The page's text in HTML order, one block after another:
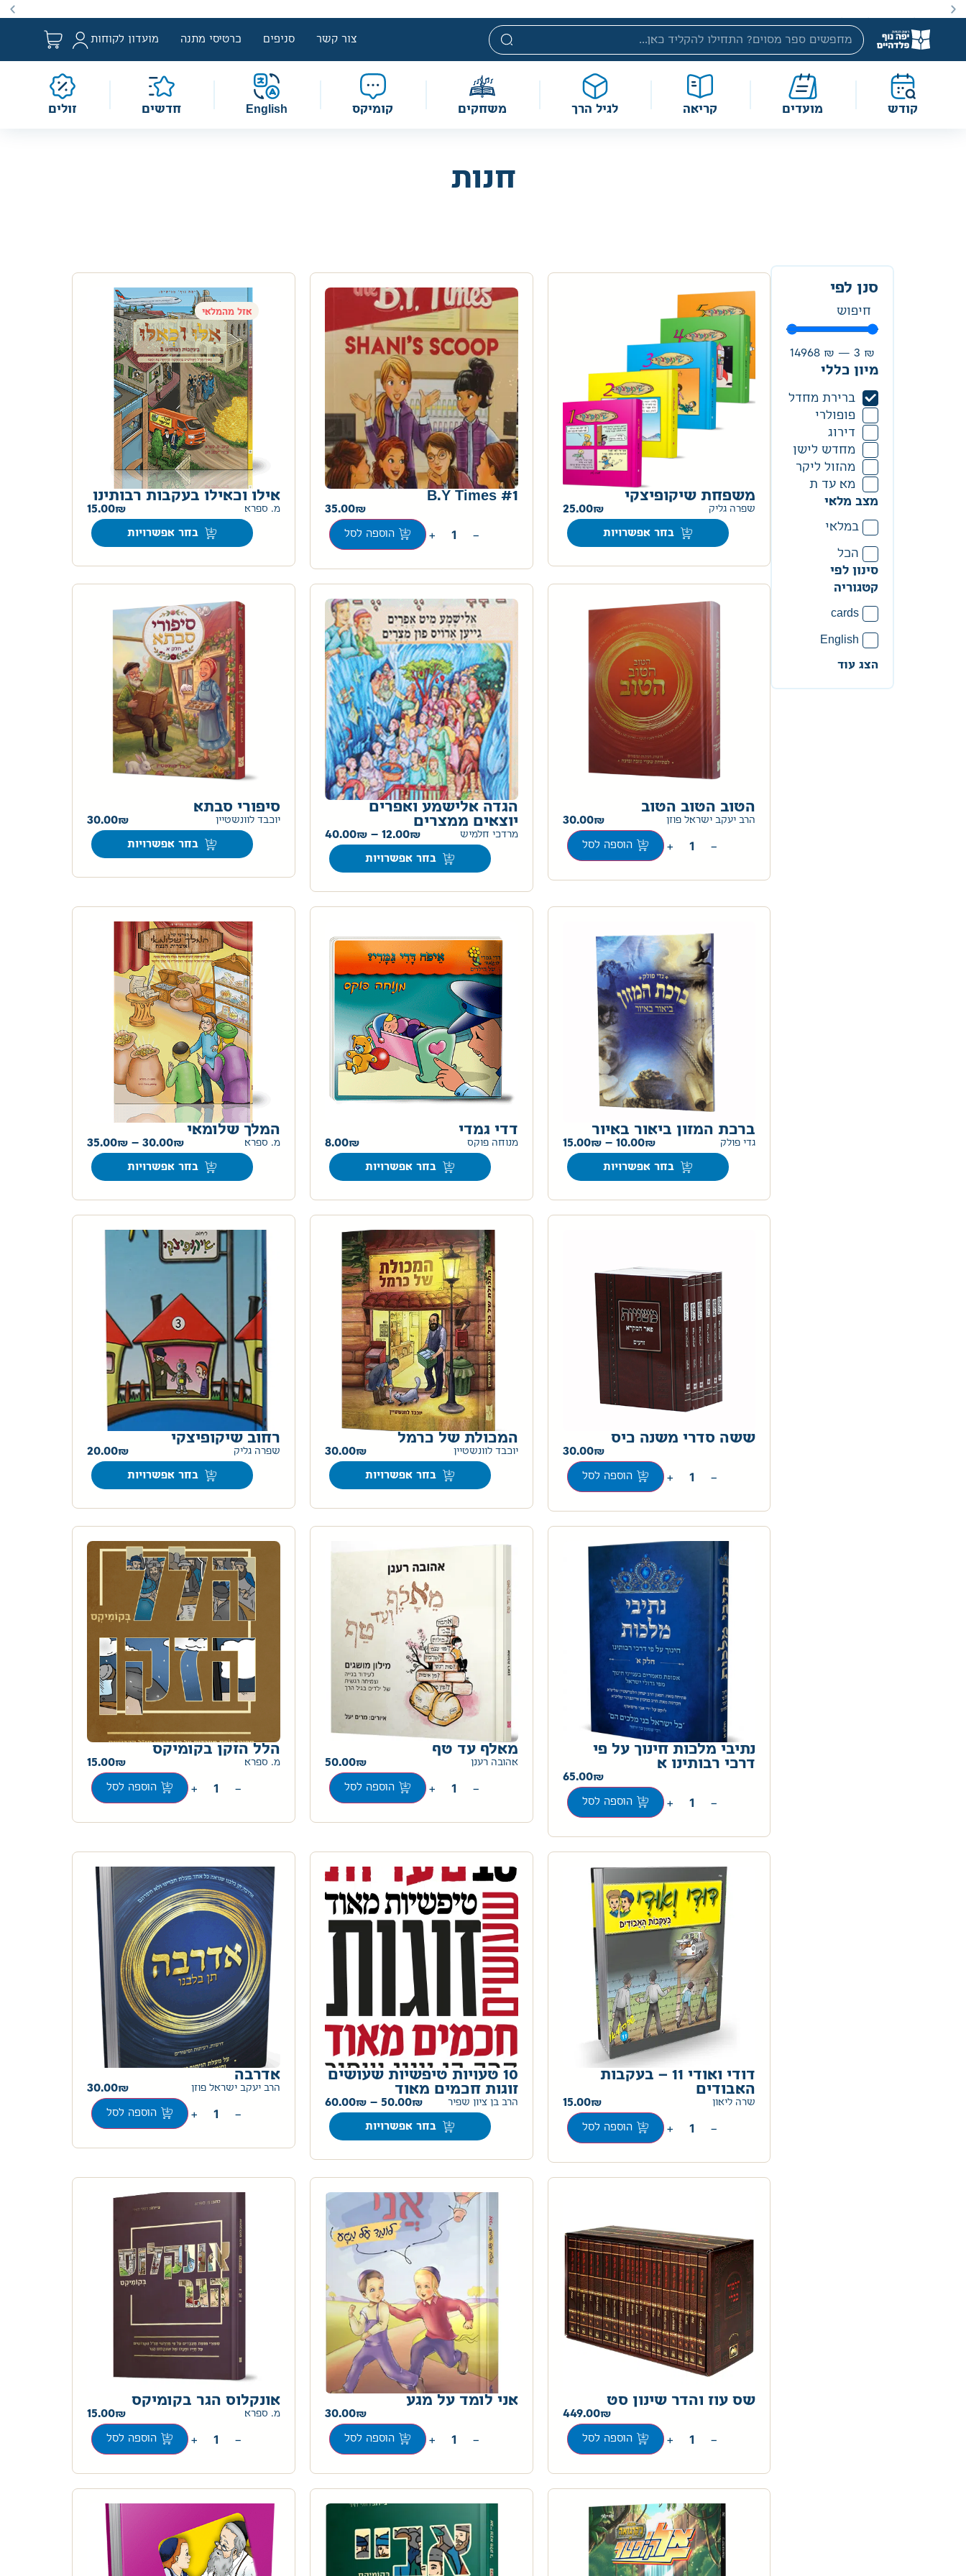
באתר מוצעים מוצרים במחירים נמוכים ומוזלים מהמחיר הקטלוגי. מחירים אלה ניתנים במסגרת מדיניות
מוגבלת וע״פ התקנות.
צור קשר סניפים כרטיסי מתנה מועדון לקוחות
קודש מועדים קריאה לגיל הרך משחקים קומיקס English חדשים זולים
חנות
סנן לפי
₪
3
—
₪
14968
מיון כללי
ברירת מחדל
פופולרי
דירוג
מחדש לישן
מהזול ליקר
מא עד ת
מצב מלאי
במלאי
הכל
סינון לפי
קטגוריה
cards
English
הצג עוד
משפחת שיקופיצקי
שפרה גליק 25.00
בחר אפשרויות
B.Y Times #1
35.00
−
+ הוספה לסל
אזל מהמלאי
אילו וכאילו בעקבות רבותינו
מ. ספרא 15.00
בחר אפשרויות
הטוב הטוב הטוב
הרב יעקב ישראל פוזן 30.00
−
+ הוספה לסל
הגדה אלישמע ואפרים
יוצאים ממצרים
מרדכי חלמיש 12.00
–
40.00
בחר אפשרויות
סיפורי סבתא
יוכבד לוונשטיין 30.00
בחר אפשרויות
ברכת המזון ביאור באיור
גדי פולק 10.00
–
15.00
בחר אפשרויות
דדי גמדי
מנוחה פוקס 8.00
בחר אפשרויות
המלך שלומאי
מ. ספרא 30.00
–
35.00
בחר אפשרויות
ששה סדרי משנה כיס
30.00
−
+ הוספה לסל
המכולת של כרמל
יוכבד לוונשטיין 30.00
בחר אפשרויות
רחוב שיקופיצקי
שפרה גליק 20.00
בחר אפשרויות
נתיבי מלכות חינוך על פי
דרכי רבותינו א
65.00
−
+ הוספה לסל
מאלף עד טף
אהובה רענן 50.00
−
+ הוספה לסל
הלל הזקן בקומיקס
מ. ספרא 15.00
−
+ הוספה לסל
דודי ואודי 11 – בעקבות
האבודים
שרה ליאון 15.00
−
+ הוספה לסל
10 טעויות טיפשיות שעושים
זוגות חכמים מאוד
הרב בן ציון שפיר 50.00
–
60.00
בחר אפשרויות
אדרבה
הרב יעקב ישראל פוזן 30.00
−
+ הוספה לסל
שס עוז והדר שינון סט
449.00
−
+ הוספה לסל
אני לומד על מגע
30.00
−
+ הוספה לסל
אונקלוס הגר בקומיקס
מ. ספרא 15.00
−
+ הוספה לסל